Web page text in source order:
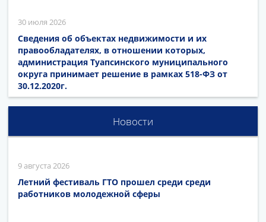
30 июля 2026
Сведения об объектах недвижимости и их
правообладателях, в отношении которых,
администрация Туапсинского муниципального
округа принимает решение в рамках 518-ФЗ от
30.12.2020г.
Новости
9 августа 2026
Летний фестиваль ГТО прошел среди среди
работников молодежной сферы